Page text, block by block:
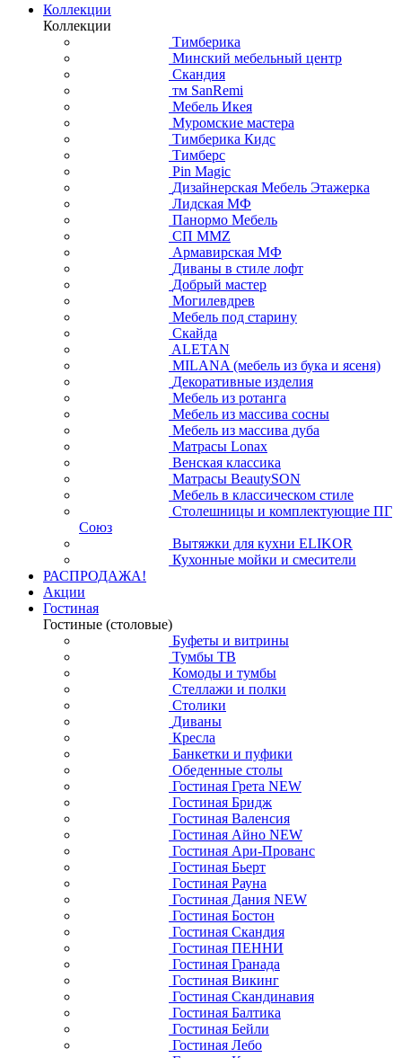
Коллекции
Коллекции
Тимберика
Минский мебельный центр
Скандия
тм SanRemi
Мебель Икея
Муромские мастера
Тимберика Кидс
Тимберс
Pin Magic
Дизайнерская Мебель Этажерка
Лидская МФ
Панормо Мебель
СП ММZ
Армавирская МФ
Диваны в стиле лофт
Добрый мастер
Могилевдрев
Мебель под старину
Скайда
ALETAN
MILANA (мебель из бука и ясеня)
Декоративные изделия
Мебель из ротанга
Мебель из массива сосны
Мебель из массива дуба
Матрасы Lonax
Венская классика
Матрасы BeautySON
Мебель в классическом стиле
Столешницы и комплектующие ПГ
Союз
Вытяжки для кухни ELIKOR
Кухонные мойки и смесители
РАСПРОДАЖА!
Акции
Гостиная
Гостиные (столовые)
Буфеты и витрины
Тумбы ТВ
Комоды и тумбы
Стеллажи и полки
Столики
Диваны
Кресла
Банкетки и пуфики
Обеденные столы
Гостиная Грета NEW
Гостиная Бридж
Гостиная Валенсия
Гостиная Айно NEW
Гостиная Ари-Прованс
Гостиная Бьерт
Гостиная Рауна
Гостиная Дания NEW
Гостиная Бостон
Гостиная Скандия
Гостиная ПЕННИ
Гостиная Гранада
Гостиная Викинг
Гостиная Скандинавия
Гостиная Балтика
Гостиная Бейли
Гостиная Лебо